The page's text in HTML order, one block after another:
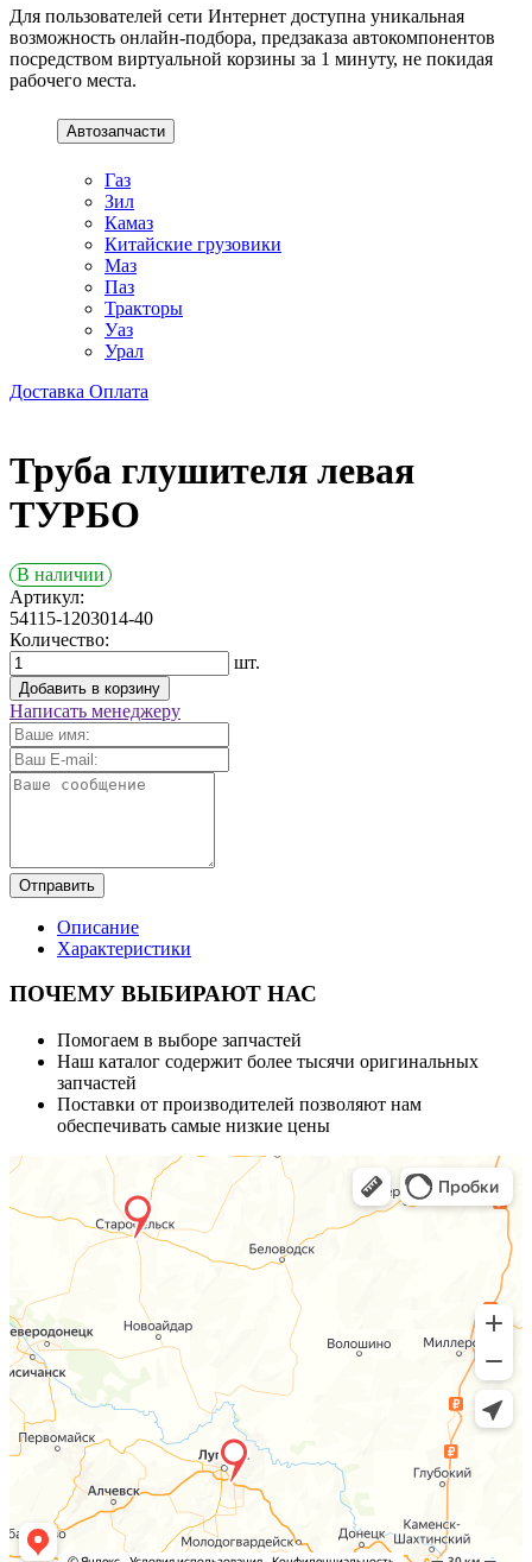
Для пользователей сети Интернет доступна уникальная
возможность онлайн-подбора, предзаказа автокомпонентов
посредством виртуальной корзины за 1 минуту, не покидая
рабочего места.
Автозапчасти
Газ
Зил
Камаз
Китайские грузовики
Маз
Паз
Тракторы
Уаз
Урал
Доставка Оплата
Труба глушителя левая
ТУРБО
В наличии
Артикул:
54115-1203014-40
Количество:
шт.
Добавить в корзину
Написать менеджеру
Отправить
Описание
Характеристики
ПОЧЕМУ ВЫБИРАЮТ НАС
Помогаем в выборе запчастей
Наш каталог содержит более тысячи оригинальных
запчастей
Поставки от производителей позволяют нам
обеспечивать самые низкие цены